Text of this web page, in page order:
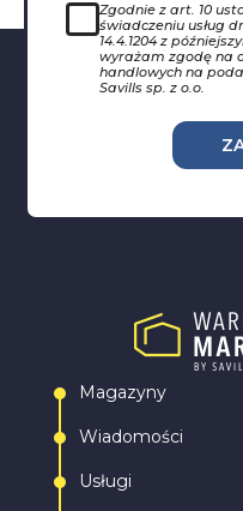
Zgodnie z art. 10
świadczeniu usług
14.4.1204 z
wyrażam zgodę na
handlowych na
Savills sp. z o.o.
Magazyny
Wiadomości
Usługi